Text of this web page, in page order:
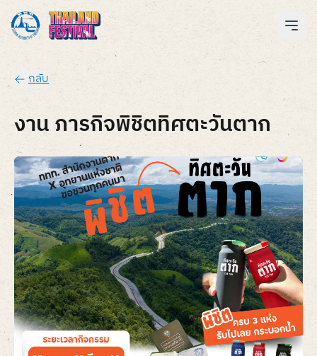
กลับ
งาน ภารกิจพิชิตทิศตะวันตาก